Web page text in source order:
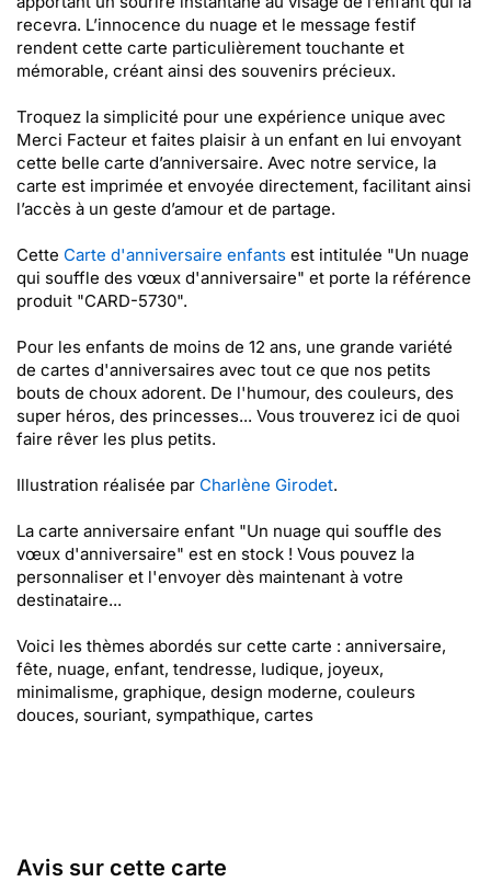
recevra. L’innocence du nuage et le message festif
rendent cette carte particulièrement touchante et
mémorable, créant ainsi des souvenirs précieux.
Troquez la simplicité pour une expérience unique avec
Merci Facteur et faites plaisir à un enfant en lui envoyant
cette belle carte d’anniversaire. Avec notre service, la
carte est imprimée et envoyée directement, facilitant ainsi
l’accès à un geste d’amour et de partage.
Cette Carte d'anniversaire enfants est intitulée "Un nuage
qui souffle des vœux d'anniversaire" et porte la référence
produit "CARD-5730".
Pour les enfants de moins de 12 ans, une grande variété
de cartes d'anniversaires avec tout ce que nos petits
bouts de choux adorent. De l'humour, des couleurs, des
super héros, des princesses... Vous trouverez ici de quoi
faire rêver les plus petits.
Illustration réalisée par Charlène Girodet.
La carte anniversaire enfant "Un nuage qui souffle des
vœux d'anniversaire" est en stock ! Vous pouvez la
personnaliser et l'envoyer dès maintenant à votre
destinataire...
Voici les thèmes abordés sur cette carte : anniversaire,
fête, nuage, enfant, tendresse, ludique, joyeux,
minimalisme, graphique, design moderne, couleurs
douces, souriant, sympathique, cartes
Avis sur cette carte